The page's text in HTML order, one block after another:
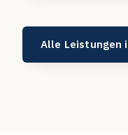
Alle Leistungen